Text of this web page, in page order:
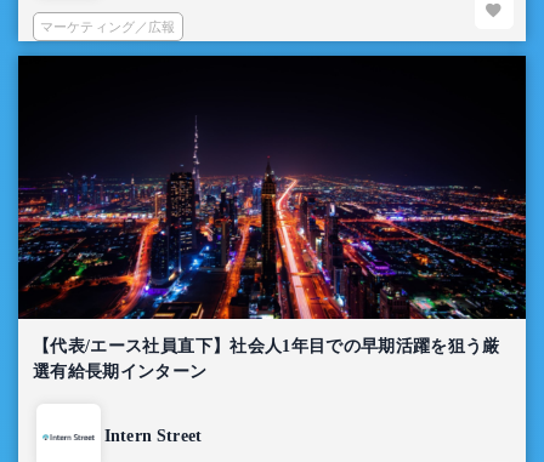
マーケティング／広報
【代表/エース社員直下】社会人1年目での早期活躍を狙う厳
選有給長期インターン
Intern Street